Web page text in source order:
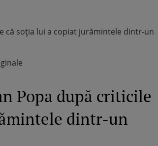
că soția lui a copiat jurămintele dintr-un
Popa după criticile
dintr-un